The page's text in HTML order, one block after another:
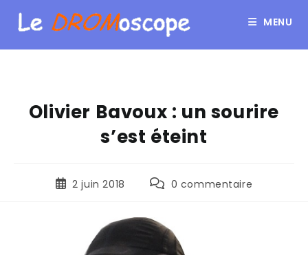
MENU
Olivier Bavoux : un sourire
s’est éteint
2 juin 2018 0 commentaire